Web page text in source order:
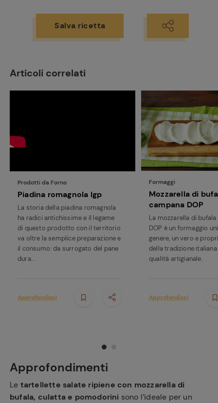
Salva ricetta
Approfondimenti
Le tartellette salate ripiene con mozzarella di
bufala, culatta e pomodorini sono l’ideale per un
Articoli correlati
Prodotti da Forno
Piadina romagnola Igp
La storia della piadina romagnola
ha radici antichissime e il legame
di questo prodotto con il territorio
va oltre la semplice preparazione e
il consumo: da surrogato del pane
dura...
Approfondisci
Formaggi
Mozzarella di
campana DOP
La mozzarella di
DOP è un formaggio
genere, un vero e
della tradizione italiana
qualità artigianale.
Approfondisci